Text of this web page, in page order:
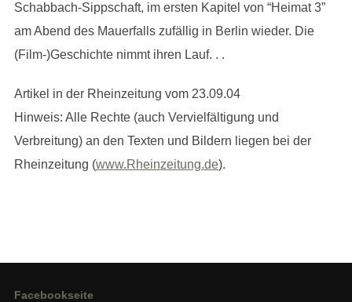
Schabbach-Sippschaft, im ersten Kapitel von “Heimat 3”
am Abend des Mauerfalls zufällig in Berlin wieder. Die
(Film-)Geschichte nimmt ihren Lauf. . .
Artikel in der Rheinzeitung vom 23.09.04
Hinweis: Alle Rechte (auch Vervielfältigung und
Verbreitung) an den Texten und Bildern liegen bei der
Rheinzeitung (www.Rheinzeitung.de).
Facebookseite